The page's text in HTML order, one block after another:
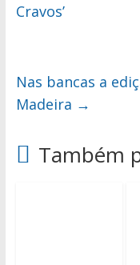
Cravos’
Nas bancas a
Madeira →
Também